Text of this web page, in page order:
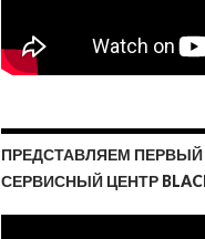
ПРЕДСТАВЛЯЕМ
СЕРВИСНЫЙ ЦЕНТР